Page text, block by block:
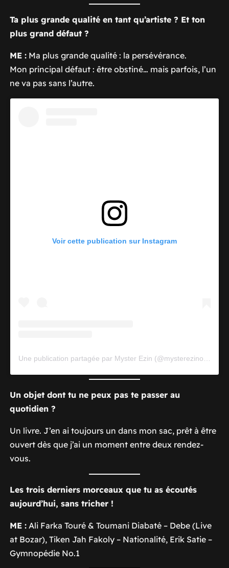
Ta plus grande qualité en tant qu’artiste ? Et ton
plus grand défaut ?
ME :Ma plus grande qualité : la persévérance.
Mon principal défaut : être obstiné… mais parfois, l’un
ne va pas sans l’autre.
Voir cette publication sur Instagram
Un objet dont tu ne peux pas te passer au
quotidien ?
Un livre. J’en ai toujours un dans mon sac, prêt à être
ouvert dès que j’ai un moment entre deux rendez-
vous.
Les trois derniers morceaux que tu as écoutés
aujourd’hui, sans tricher !
ME :Ali Farka Touré & Toumani Diabaté – Debe (Live
at Bozar), Tiken Jah Fakoly – Nationalité, Erik Satie –
Gymnopédie No.1